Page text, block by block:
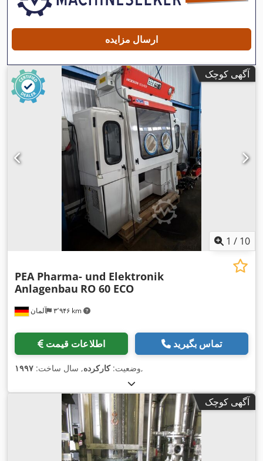
ارسال مزایده
آگهی کوچک
1 / 10
آلمان ۳٬۹۴۶ km
PEA Pharma- und Elektronik
Anlagenbau RO 60 ECO
اطلاعات قیمت تماس بگیرید
وضعیت:کارکرده, سال ساخت: ۱۹۹۷ ,
آگهی کوچک